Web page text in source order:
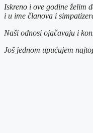
Iskreno i ove godine želim
i u ime članova i
Naši odnosi ojačavaju i
Još jednom upućujem